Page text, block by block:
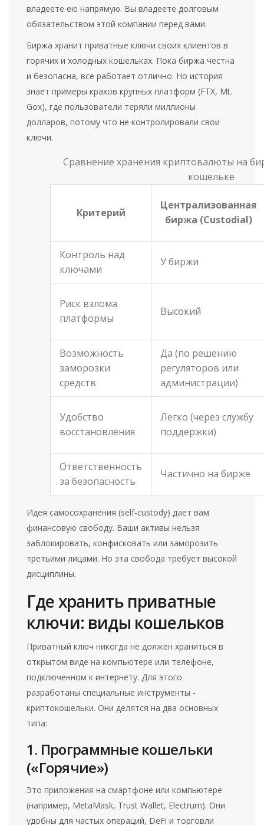
владеете ею напрямую. Вы владеете долговым
обязательством этой компании перед вами.
Биржа хранит приватные ключи своих клиентов в
горячих и холодных кошельках. Пока биржа честна
и безопасна, все работает отлично. Но история
знает примеры крахов крупных платформ (FTX, Mt.
Gox), где пользователи теряли миллионы
долларов, потому что не контролировали свои
ключи.
Сравнение хранения криптовалюты на
кошельке
Критерий
Централизованная
биржа (Custodial)
Контроль над
ключами
У биржи
Риск взлома
платформы
Высокий
Возможность
заморозки
средств
Да (по решению
регуляторов или
администрации)
Удобство
восстановления
Легко (через службу
поддержки)
Ответственность
за безопасность
Частично на бирже
Идея самосохранения (self-custody) дает вам
финансовую свободу. Ваши активы нельзя
заблокировать, конфисковать или заморозить
третьими лицами. Но эта свобода требует высокой
дисциплины.
Где хранить приватные
ключи: виды кошельков
Приватный ключ никогда не должен храниться в
открытом виде на компьютере или телефоне,
подключенном к интернету. Для этого
разработаны специальные инструменты -
криптокошельки. Они делятся на два основных
типа:
1. Программные кошельки
(«Горячие»)
Это приложения на смартфоне или компьютере
(например, MetaMask, Trust Wallet, Electrum). Они
удобны для частых операций, DeFi и торговли